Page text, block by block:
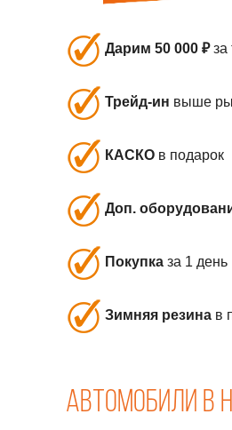
Дарим 50 000 ₽за
Трейд-ин выше
КАСКО в подарок
Доп.
Покупка за 1 день
Зимняя резина в
Автомобили в